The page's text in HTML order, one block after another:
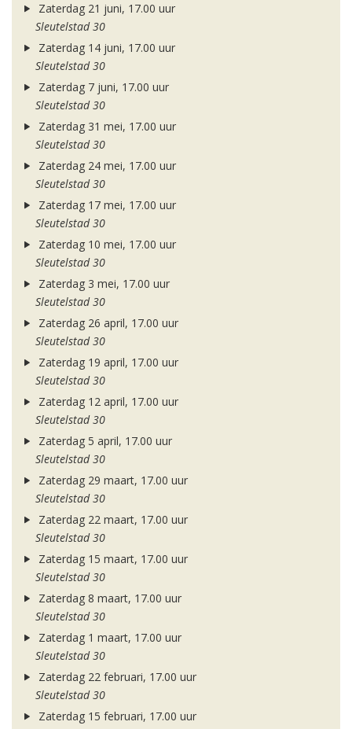
Zaterdag 21 juni, 17.00 uur
Sleutelstad 30
Zaterdag 14 juni, 17.00 uur
Sleutelstad 30
Zaterdag 7 juni, 17.00 uur
Sleutelstad 30
Zaterdag 31 mei, 17.00 uur
Sleutelstad 30
Zaterdag 24 mei, 17.00 uur
Sleutelstad 30
Zaterdag 17 mei, 17.00 uur
Sleutelstad 30
Zaterdag 10 mei, 17.00 uur
Sleutelstad 30
Zaterdag 3 mei, 17.00 uur
Sleutelstad 30
Zaterdag 26 april, 17.00 uur
Sleutelstad 30
Zaterdag 19 april, 17.00 uur
Sleutelstad 30
Zaterdag 12 april, 17.00 uur
Sleutelstad 30
Zaterdag 5 april, 17.00 uur
Sleutelstad 30
Zaterdag 29 maart, 17.00 uur
Sleutelstad 30
Zaterdag 22 maart, 17.00 uur
Sleutelstad 30
Zaterdag 15 maart, 17.00 uur
Sleutelstad 30
Zaterdag 8 maart, 17.00 uur
Sleutelstad 30
Zaterdag 1 maart, 17.00 uur
Sleutelstad 30
Zaterdag 22 februari, 17.00 uur
Sleutelstad 30
Zaterdag 15 februari, 17.00 uur